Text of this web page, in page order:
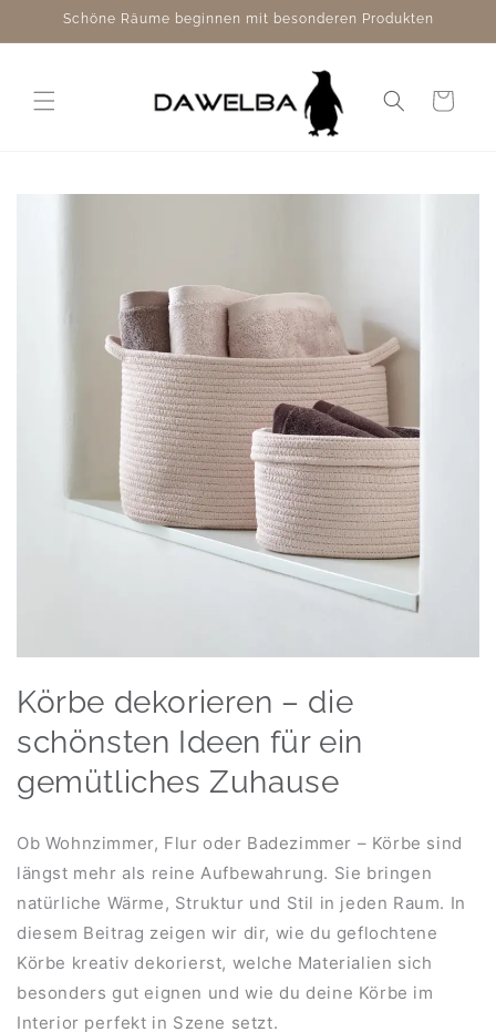
zum
Inhalt
Schöne Räume beginnen mit besonderen Produkten
Warenkorb
Körbe dekorieren – die
schönsten Ideen für ein
gemütliches Zuhause
Ob Wohnzimmer, Flur oder Badezimmer – Körbe sind
längst mehr als reine Aufbewahrung. Sie bringen
natürliche Wärme, Struktur und Stil in jeden Raum. In
diesem Beitrag zeigen wir dir, wie du geflochtene
Körbe kreativ dekorierst, welche Materialien sich
besonders gut eignen und wie du deine Körbe im
Interior perfekt in Szene setzt.